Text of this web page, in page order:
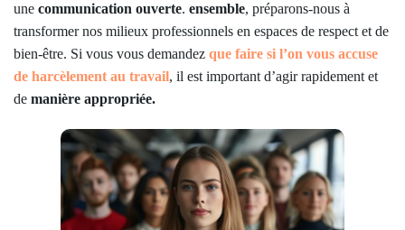
une communication ouverte. ensemble, préparons-nous à
transformer nos milieux professionnels en espaces de respect et de
bien-être. Si vous vous demandez que faire si l’on vous accuse
de harcèlement au travail, il est important d’agir rapidement et
de manière appropriée.